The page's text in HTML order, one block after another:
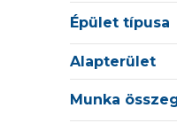
Épület típusa
Alapterület
Munka